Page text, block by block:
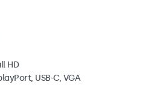
HD
USB-C, VGA